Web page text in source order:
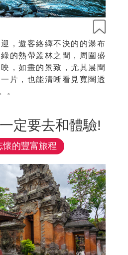
，遊客絡繹不決的的瀑布
的熱帶叢林之間，周圍盛
，如畫的景致，尤其晨間
片，也能清晰看見寬闊透
。
定要去和體驗!
懷的豐富旅程